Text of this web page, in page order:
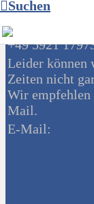
Suchen
Telefonzeiten
montags u.
+49 5921
Leider können
Zeiten nicht
Wir empfehlen
Mail.
E-Mail: